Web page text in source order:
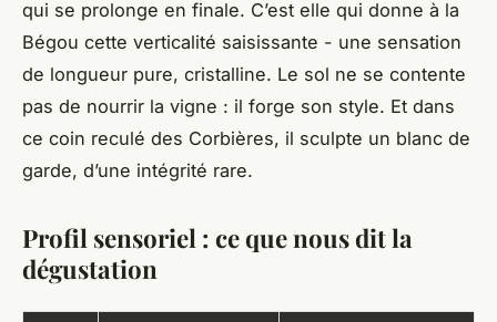
qui se prolonge en finale. C’est elle qui donne à la
Bégou cette verticalité saisissante - une sensation
de longueur pure, cristalline. Le sol ne se contente
pas de nourrir la vigne : il forge son style. Et dans
ce coin reculé des Corbières, il sculpte un blanc de
garde, d’une intégrité rare.
Profil sensoriel : ce que nous dit la
dégustation